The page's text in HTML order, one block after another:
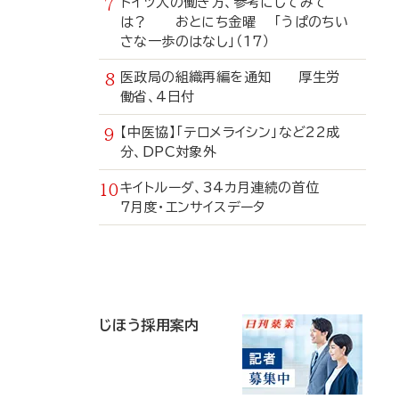
は？ おとにち金曜 「うぱのちい
さな一歩のはなし」（17）
医政局の組織再編を通知 厚生労
働省、4日付
【中医協】「テロメライシン」など22成
分、DPC対象外
キイトルーダ、34カ月連続の首位
7月度・エンサイスデータ
じほう採用案内